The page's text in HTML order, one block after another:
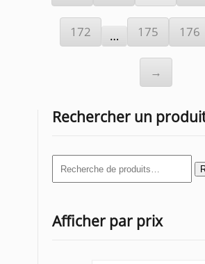
172 … 175 176
→
Rechercher un
Recherche
pour :
Afficher par prix